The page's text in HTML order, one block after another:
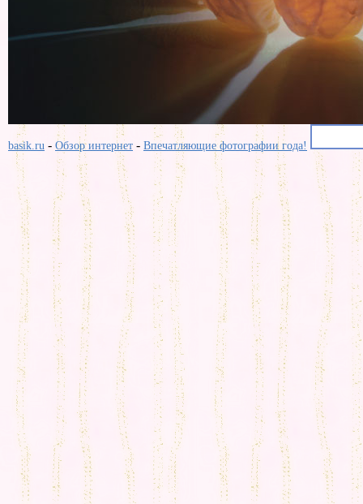
basik.ru - Обзор интернет - Впечатляющие фотографии года!